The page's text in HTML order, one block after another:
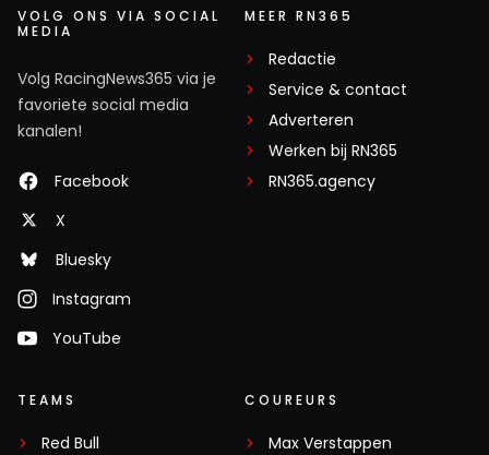
VOLG ONS VIA SOCIAL
MEDIA
Volg RacingNews365 via je
favoriete social media
kanalen!
Facebook
X
Bluesky
Instagram
YouTube
MEER RN365
Redactie
Service & contact
Adverteren
Werken bij RN365
RN365.agency
TEAMS
Red Bull
COUREURS
Max Verstappen